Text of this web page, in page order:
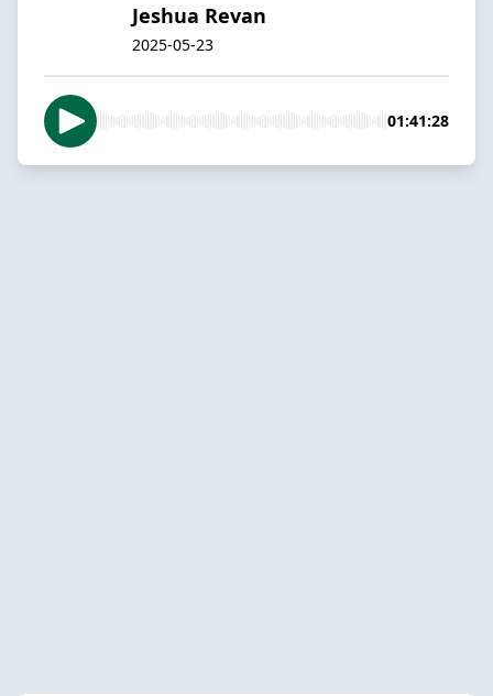
Jeshua Revan
2025-05-23
01:41:28